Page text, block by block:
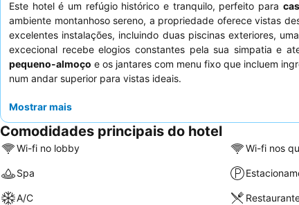
Este hotel é um refúgio histórico e tranquilo, perfeito para
ambiente montanhoso sereno, a propriedade oferece vistas
excelentes instalações, incluindo duas piscinas exteriores,
excecional recebe elogios constantes pela sua simpatia e
pequeno-almoço e os jantares com menu fixo que incluem
num andar superior para vistas ideais.
Mostrar mais
Comodidades principais do hotel
Wi-fi no lobby Wi-fi nos
Spa
A/C